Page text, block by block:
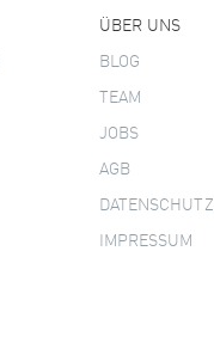
ÜBER UNS
BLOG
TEAM
JOBS
AGB
DATENSCHUTZ
IMPRESSUM